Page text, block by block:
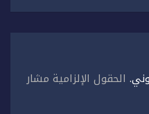
الحقول الإلزامية مشار